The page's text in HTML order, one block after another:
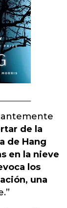
de la
de Hang
en la nieve
los
una